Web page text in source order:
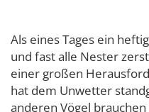
Als eines Tages ein
und fast alle Nester
einer großen
hat dem Unwetter
anderen Vögel